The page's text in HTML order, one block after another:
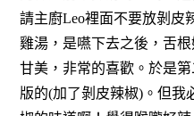
請主廚Leo裡面不要放剝皮
雞湯，是嚥下去之後，舌
甘美，非常的喜歡。於是
版的(加了剝皮辣椒)。但我